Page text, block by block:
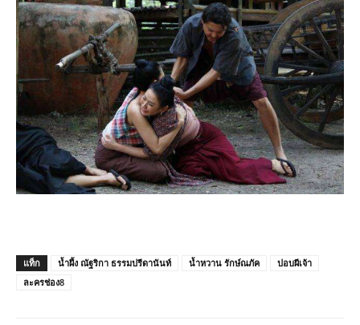
แท็ก น้ำผึ้ง ณัฐริกา ธรรมปรีดานันท์ น้ำหวาน รักษ์ณภัค
ปอบผีเจ้า
ละครช่อง8